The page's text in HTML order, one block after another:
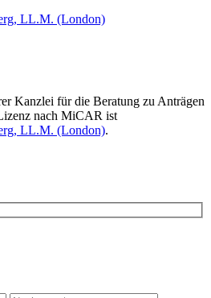
LL.M. (London)
Kanzlei für die Beratung zu Anträgen
nach MiCAR ist
LL.M. (London).